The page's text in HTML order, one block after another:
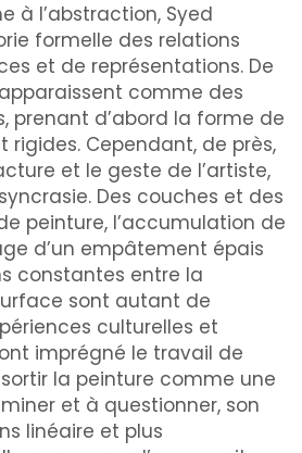
à l’abstraction, Syed
formelle des relations
et de représentations. De
comme des
prenant d’abord la forme de
rigides. Cependant, de près,
et le geste de l’artiste,
Des couches et des
peinture, l’accumulation de
d’un empâtement épais
constantes entre la
sont autant de
culturelles et
imprégné le travail de
la peinture comme une
et à questionner, son
linéaire et plus